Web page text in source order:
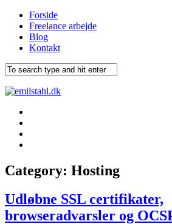
Forside
Freelance arbejde
Blog
Kontakt
Category: Hosting
Udløbne SSL certifikater,
browseradvarsler og